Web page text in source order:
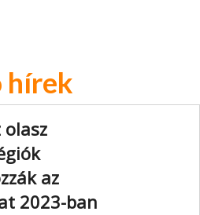
hírek
olasz
az
2023-ban